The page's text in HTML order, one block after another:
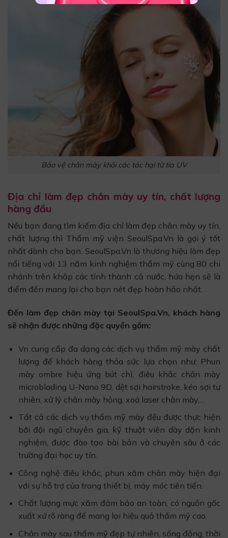
Bảo vệ chân mày khỏi các tác hại từ tia UV
Địa chỉ làm đẹp chân mày uy tín, chất lượng
hàng đầu
Nếu bạn đang tìm kiếm địa chỉ làm đẹp chân mày uy tín,
chất lượng thì Thẩm mỹ viện SeoulSpa.Vn là gợi ý tốt
nhất dành cho bạn. SeoulSpa.Vn là thương hiệu làm đẹp
nổi tiếng với 13 năm kinh nghiệm thẩm mỹ cùng 80 chi
nhánh trên khắp các tỉnh thành cả nước, hứa hẹn sẽ là
điểm đến mang lại cho bạn nét đẹp hoàn hảo nhất.
Đến làm đẹp chân mày tại SeoulSpa.Vn, khách hàng
sẽ nhận được những đặc quyền gồm:
Vn cung cấp đa dạng các dịch vụ thẩm mỹ mày chất
lượng để khách hàng thỏa sức lựa chọn như: Phun
mày ombre hiệu ứng bút chì, điêu khắc chân mày
microblading U-Nano 9D, dệt sợi hairstroke, kéo sợi tự
nhiên, xử lý chân mày hỏng, xoá laser chân mày,…
Tất cả các dịch vụ thẩm mỹ mày đều được thực hiện
bởi đội ngũ chuyên gia, kỹ thuật viên dày dặn kinh
nghiệm, được đào tạo bài bản và chuyên sâu ở các
trường đại học uy tín.
Công nghệ điêu khắc, phun xăm chân mày hiện đại
với sự hỗ trợ của trang thiết bị, máy móc tiên tiến.
Chất lượng mực xăm đảm bảo an toàn, có nguồn gốc
xuất xứ rõ ràng để mang lại hiệu quả thẩm mỹ cao.
Chân mày sau thẩm mỹ đẹp tự nhiên, sống động, thời